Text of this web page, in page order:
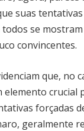
suas tentativas
se mostram
convincentes.
que, no
elemento crucial
forçadas
geralmente